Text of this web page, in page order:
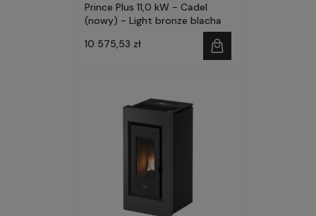
Prince Plus 11,0 kW - Cadel
(nowy) - Light bronze blacha
10 575,53 zł